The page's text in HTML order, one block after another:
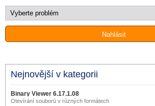
Nejnovější v kategorii
Binary Viewer 6.17.1.08
Otevírání souborů v různých formátech